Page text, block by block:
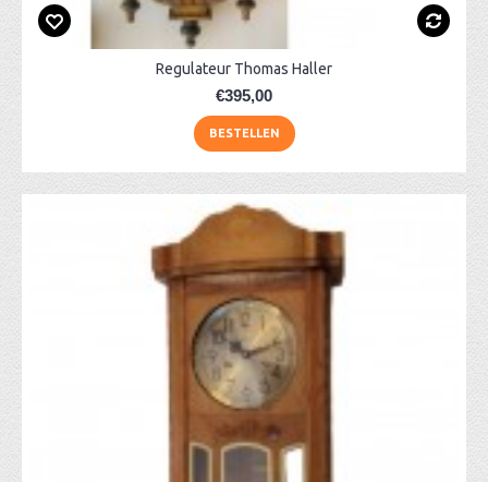
Regulateur Thomas Haller
€395,00
BESTELLEN